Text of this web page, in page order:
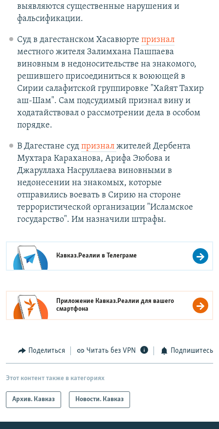
выявляются существенные нарушения и
фальсификации.
Суд в дагестанском Хасавюрте признал
местного жителя Залимхана Пашпаева
виновным в недоносительстве на знакомого,
решившего присоединиться к воюющей в
Сирии салафитской группировке "Хайят Тахир
аш-Шам". Сам подсудимый признал вину и
ходатайствовал о рассмотрении дела в особом
порядке.
В Дагестане суд признал жителей Дербента
Мухтара Караханова, Арифа Эюбова и
Джаруллаха Насруллаева виновными в
недонесении на знакомых, которые
отправились воевать в Сирию на стороне
террористической организации "Исламское
государство". Им назначили штрафы.
Кавказ.Реалии вТелеграме
Приложение Кавказ.Реалии для вашего
смартфона
Поделиться Читать без VPN Подпишитесь
Этот контент также в категориях
Архив. Кавказ Новости. Кавказ